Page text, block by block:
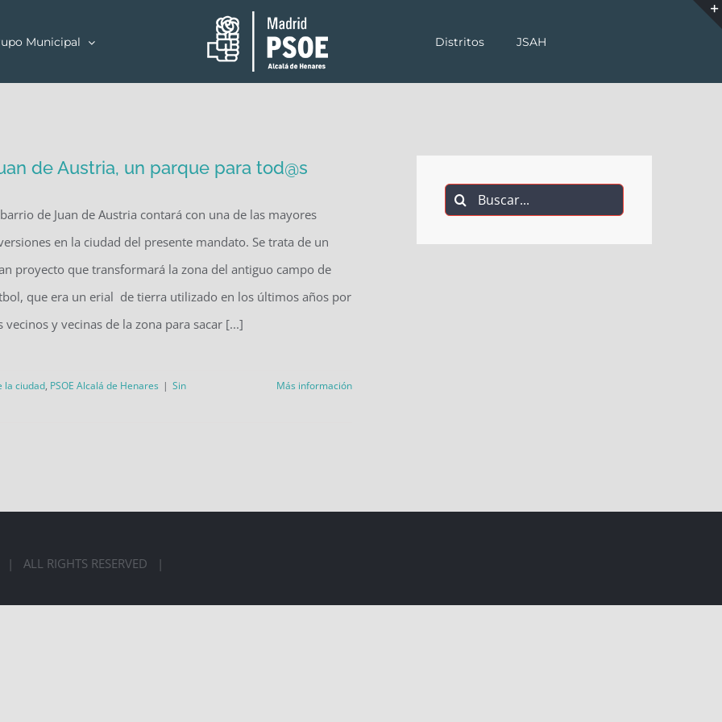
Municipal Distritos JSAH
de Austria, un parque para tod@s
de Juan de Austria contará con una de las mayores
en la ciudad del presente mandato. Se trata de un
proyecto que transformará la zona del antiguo campo de
que era un erial de tierra utilizado en los últimos años por
vecinos y vecinas de la zona para sacar [...]
la ciudad, PSOE Alcalá de Henares | Sin
Más información
Buscar:
| ALL RIGHTS RESERVED |